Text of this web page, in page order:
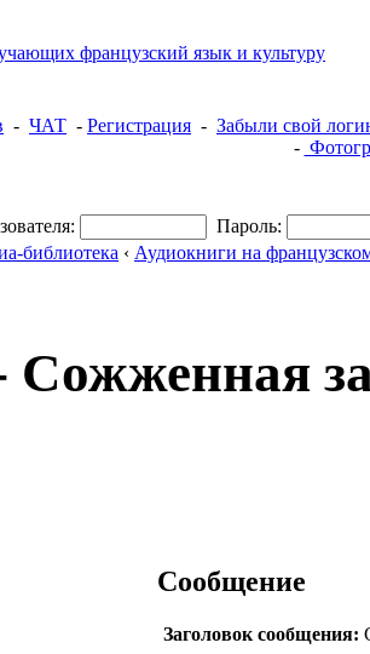
- ЧАТ - Регистрация - Забыли свой
-
Пароль:
библиотека ‹ Аудиокниги на
Сожженная
Сообщение
Заголовок сообщения: